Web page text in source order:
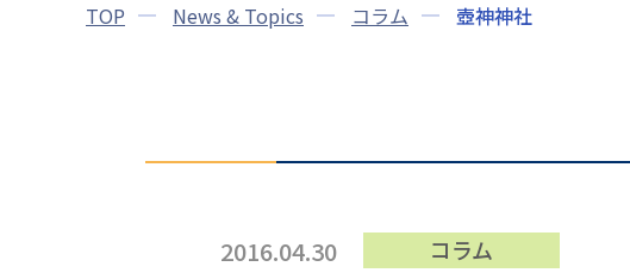
TOP News & Topics コラム 壺神神社
2016.04.30 コラム